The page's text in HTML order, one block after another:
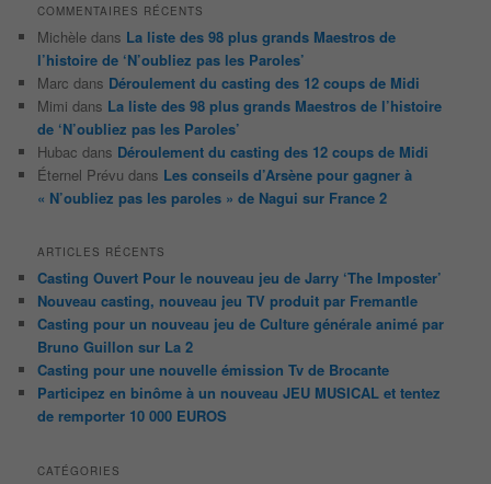
COMMENTAIRES RÉCENTS
Michèle dans La liste des 98 plus grands Maestros de
l’histoire de ‘N’oubliez pas les Paroles’
Marc dans Déroulement du casting des 12 coups de Midi
Mimi dans La liste des 98 plus grands Maestros de l’histoire
de ‘N’oubliez pas les Paroles’
Hubac dans Déroulement du casting des 12 coups de Midi
Éternel Prévu dans Les conseils d’Arsène pour gagner à
« N’oubliez pas les paroles » de Nagui sur France 2
ARTICLES RÉCENTS
Casting Ouvert Pour le nouveau jeu de Jarry ‘The Imposter’
Nouveau casting, nouveau jeu TV produit par Fremantle
Casting pour un nouveau jeu de Culture générale animé par
Bruno Guillon sur La 2
Casting pour une nouvelle émission Tv de Brocante
Participez en binôme à un nouveau JEU MUSICAL et tentez
de remporter 10 000 EUROS
CATÉGORIES